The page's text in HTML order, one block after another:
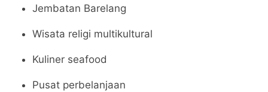
Jembatan Barelang
Wisata religi multikultural
Kuliner seafood
Pusat perbelanjaan